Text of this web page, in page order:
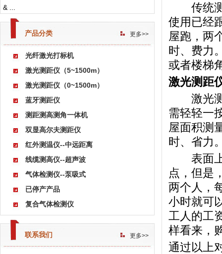
& ...
产品分类 更多>>
光纤激光打标机
激光测距仪（5~1500m）
激光测距仪（0~1500m）
蓝牙测距仪
测距测高测角一体机
双显高尔夫测距仪
红外测温仪--中远距离
线缆测高仪--超声波
气体检测仪--泵吸式
已停产产品
复合气体检测仪
联系我们 更多>>
传统测
使用已经
屋跑，两
时、费力
或者楼梯
激光测距
激光测
需轻轻一
屋面积测
时、省力
表面上
点，但是
两个人，
小时就可
工人的工
样看来，
通过以上